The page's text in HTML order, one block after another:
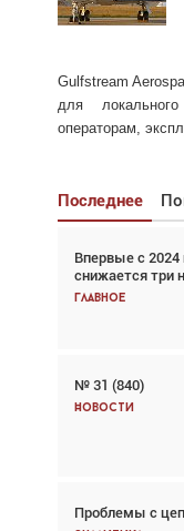
Gulfstream
для
операторам,
Последнее
Впервые с 2024
снижается три
Главное
№ 31 (840)
Новости
Проблемы с
Взгляд с
спасательных
Главное
Авиационный
говорит сама
Впервые с 2024